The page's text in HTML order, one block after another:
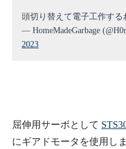
頭切り替えて電子工作する
— HomeMadeGarbage
2023
屈伸用サーボとして
にギアドモータを使用しま